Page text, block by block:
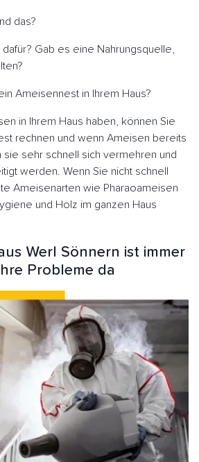
das?
Gab es eine Nahrungsquelle,
Ameisennest in Ihrem Haus?
in Ihrem Haus haben, können Sie
rechnen und wenn Ameisen bereits
sie sehr schnell sich vermehren und
werden. Wenn Sie nicht schnell
Ameisenarten wie Pharaoameisen
und Holz im ganzen Haus
Werl Sönnern ist immer
Probleme da